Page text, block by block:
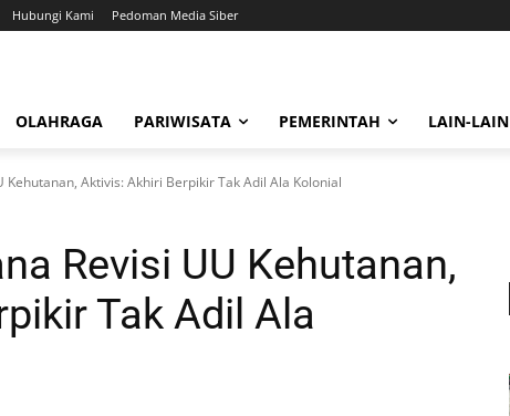
Hubungi Kami Pedoman Media Siber
OLAHRAGA PARIWISATA PEMERINTAH LAIN-LAIN
Kehutanan, Aktivis: Akhiri Berpikir Tak Adil Ala Kolonial
Revisi UU Kehutanan,
Tak Adil Ala